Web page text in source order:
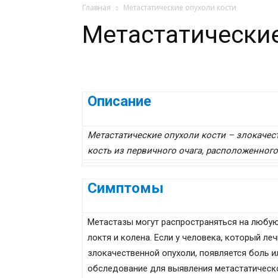
Главная Метастатические опухоли кости
Описание
Метастатические опухоли кости –
кость из первичного очага,
Симптомы
Метастазы могут распространяться на
локтя и колена. Если у человека, который
злокачественной опухоли, появляется боль
обследование для выявления